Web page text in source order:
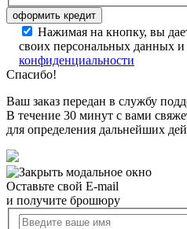
Нажимая на кнопку, вы
своих персональных данных и
конфиденциальности
Спасибо!
Ваш заказ передан в службу
В течение 30 минут с вами
для определения дальнейших
Оставьте свой E-mail
и получите брошюру